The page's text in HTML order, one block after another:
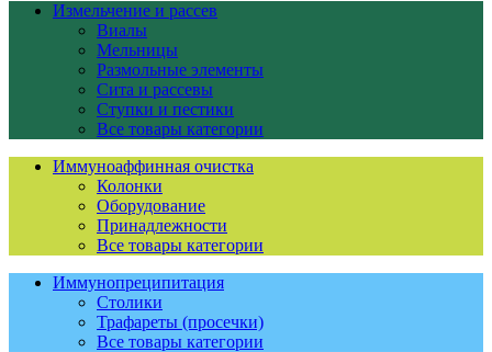
Измельчение и рассев
Виалы
Мельницы
Размольные элементы
Сита и рассевы
Ступки и пестики
Все товары категории
Иммуноаффинная очистка
Колонки
Оборудование
Принадлежности
Все товары категории
Иммунопреципитация
Столики
Трафареты (просечки)
Все товары категории